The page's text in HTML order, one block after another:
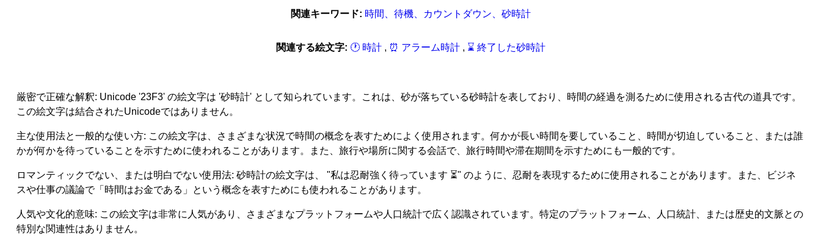
関連キーワード: 時間、待機、カウントダウン、砂時計
関連する絵文字: 🕐 時計 , ⏰ アラーム時計 , ⌛ 終了した砂時計
厳密で正確な解釈: Unicode '23F3' の絵文字は '砂時計' として知られています。これは、砂が落ちている砂時計を表しており、時間の経過を測るために使用される古代の道具です。
この絵文字は結合されたUnicodeではありません。
主な使用法と一般的な使い方: この絵文字は、さまざまな状況で時間の概念を表すためによく使用されます。何かが長い時間を要していること、時間が切迫していること、または誰
かが何かを待っていることを示すために使われることがあります。また、旅行や場所に関する会話で、旅行時間や滞在期間を示すためにも一般的です。
ロマンティックでない、または明白でない使用法: 砂時計の絵文字は、 "私は忍耐強く待っています ⏳" のように、忍耐を表現するために使用されることがあります。また、ビジネ
スや仕事の議論で「時間はお金である」という概念を表すためにも使われることがあります。
人気や文化的意味: この絵文字は非常に人気があり、さまざまなプラットフォームや人口統計で広く認識されています。特定のプラットフォーム、人口統計、または歴史的文脈との
特別な関連性はありません。